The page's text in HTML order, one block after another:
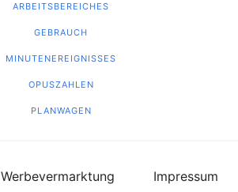
ARBEITSBEREICHES
GEBRAUCH
MINUTENEREIGNISSES
OPUSZAHLEN
PLANWAGEN
Werbevermarktung Impressum